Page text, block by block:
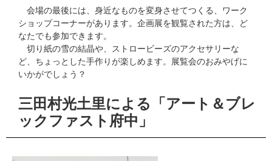
会場の最後には、身近なものを変身させてつくる、ワーク
ショップコーナーがあります。企画展を観覧された方は、ど
なたでも参加できます。
切り紙の雪の結晶や、ストロービーズのアクセサリーな
ど、ちょっとした手作りが楽しめます。展覧会のおみやげに
いかがでしょう？
三田村光土里による「アート＆ブレ
ックファスト府中」